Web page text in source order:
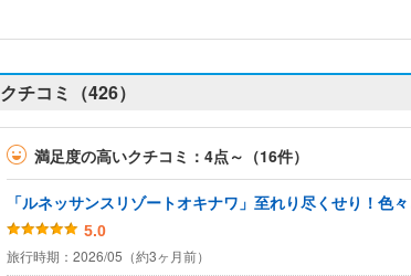
クチコミ（426）
満足度の高いクチコミ：4点～（16件）
「ルネッサンスリゾートオキナワ」至れり尽くせり！色
5.0
旅行時期：2026/05（約3ヶ月前）